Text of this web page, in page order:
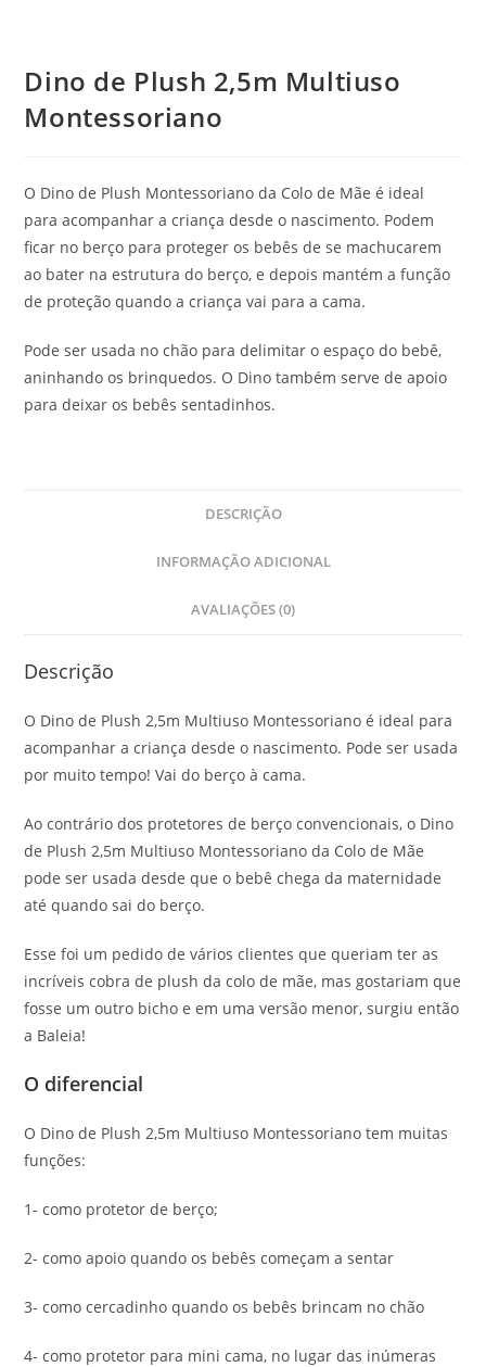
Dino de Plush 2,5m Multiuso
Montessoriano
O Dino de Plush Montessoriano da Colo de Mãe é ideal
para acompanhar a criança desde o nascimento. Podem
ficar no berço para proteger os bebês de se machucarem
ao bater na estrutura do berço, e depois mantém a função
de proteção quando a criança vai para a cama.
Pode ser usada no chão para delimitar o espaço do bebê,
aninhando os brinquedos. O Dino também serve de apoio
para deixar os bebês sentadinhos.
DESCRIÇÃO
INFORMAÇÃO ADICIONAL
AVALIAÇÕES (0)
Descrição
O Dino de Plush 2,5m Multiuso Montessoriano é ideal para
acompanhar a criança desde o nascimento. Pode ser usada
por muito tempo! Vai do berço à cama.
Ao contrário dos protetores de berço convencionais, o Dino
de Plush 2,5m Multiuso Montessoriano da Colo de Mãe
pode ser usada desde que o bebê chega da maternidade
até quando sai do berço.
Esse foi um pedido de vários clientes que queriam ter as
incríveis cobra de plush da colo de mãe, mas gostariam que
fosse um outro bicho e em uma versão menor, surgiu então
a Baleia!
O diferencial
O Dino de Plush 2,5m Multiuso Montessoriano tem muitas
funções:
1- como protetor de berço;
2- como apoio quando os bebês começam a sentar
3- como cercadinho quando os bebês brincam no chão
4- como protetor para mini cama, no lugar das inúmeras